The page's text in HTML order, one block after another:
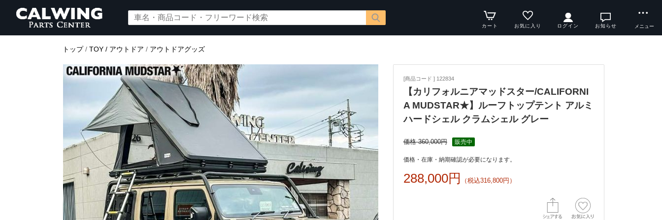
カート お気に入り ログイン お知らせ メニュー
トップ/ TOY / アウトドア / アウトドアグッズ
[商品コード ] 122834
【カリフォルニアマッドスター/CALIFORNI
A MUDSTAR★】ルーフトップテント アルミ
ハードシェル クラムシェル グレー
価格 360,000円 販売中
価格・在庫・納期確認が必要になります。
288,000円 （税込316,800円）